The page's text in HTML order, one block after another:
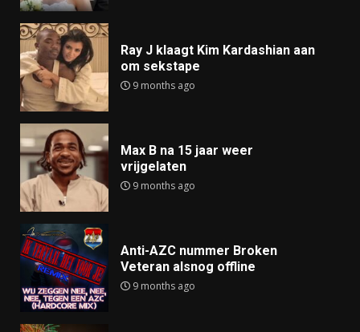
Ray J klaagt Kim Kardashian aan
om sekstape
9 months ago
Max B na 15 jaar weer
vrijgelaten
9 months ago
Anti-AZC nummer Broken
Veteran alsnog offline
9 months ago